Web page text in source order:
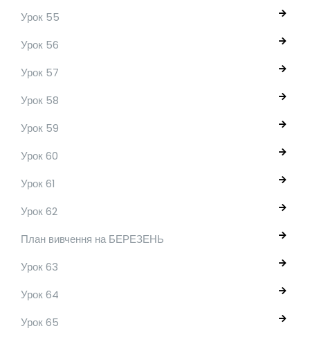
Урок 55
Урок 56
Урок 57
Урок 58
Урок 59
Урок 60
Урок 61
Урок 62
План вивчення на БЕРЕЗЕНЬ
Урок 63
Урок 64
Урок 65